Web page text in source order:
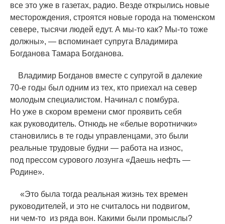
все это уже в газетах, радио. Везде открылись новые
месторождения, строятся новые города на тюменском
севере, тысячи людей едут. А мы-то как? Мы-то тоже
должны», — вспоминает супруга Владимира
Богданова Тамара Богданова.
Владимир Богданов вместе с супругой в далекие
70-е годы был одним из тех, кто приехал на север
молодым специалистом. Начинал с помбура.
Но уже в скором времени смог проявить себя
как руководитель. Отнюдь не «белые воротнички»
становились в те годы управленцами, это были
реальные трудовые будни — работа на износ,
под прессом сурового лозунга «Даешь нефть —
Родине».
«Это была тогда реальная жизнь тех времен
руководителей, и это не считалось ни подвигом,
ни чем-то из ряда вон. Какими были промыслы?